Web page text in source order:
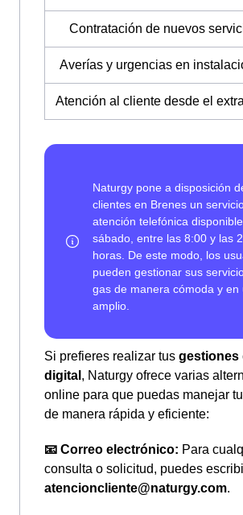
Contratación de nuevos
Averías y urgencias en
Atención al cliente desde el
Si prefieres realizar tus gestiones
digital , Naturgy ofrece varias
online para que puedas manejar
de manera rápida y eficiente:
📧 Correo electrónico: Para
consulta o solicitud, puedes
atencioncliente@naturgy.com.